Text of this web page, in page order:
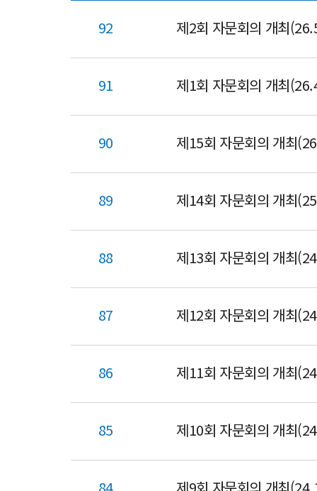
92 제2회 자문회의 개최
91 제1회 자문회의 개최
90 제15회 자문회의 개최
89 제14회 자문회의 개최
88 제13회 자문회의 개최
87 제12회 자문회의 개최
86 제11회 자문회의 개최
85 제10회 자문회의 개최